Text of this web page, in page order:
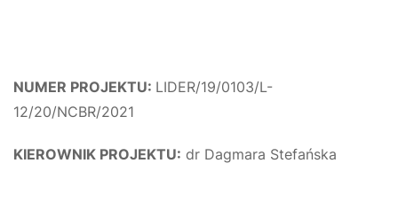
NUMER PROJEKTU: LIDER/19/0103/L-
12/20/NCBR/2021
KIEROWNIK PROJEKTU: dr Dagmara Stefańska